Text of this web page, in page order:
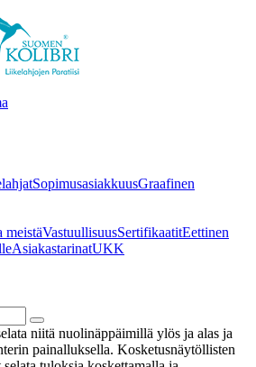
SopimusasiakkuusGraafinen
meistäVastuullisuusSertifikaatitEettinen
AsiakastarinatUKK
niitä nuolinäppäimillä ylös ja alas ja
painalluksella. Kosketusnäytöllisten